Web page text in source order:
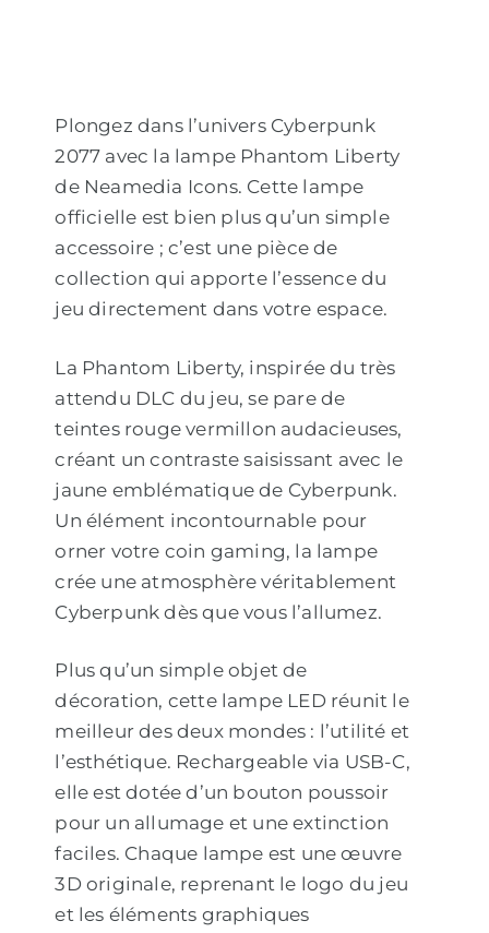
Plongez dans l’univers Cyberpunk
2077 avec la lampe Phantom Liberty
de Neamedia Icons. Cette lampe
officielle est bien plus qu’un simple
accessoire ; c’est une pièce de
collection qui apporte l’essence du
jeu directement dans votre espace.
La Phantom Liberty, inspirée du très
attendu DLC du jeu, se pare de
teintes rouge vermillon audacieuses,
créant un contraste saisissant avec le
jaune emblématique de Cyberpunk.
Un élément incontournable pour
orner votre coin gaming, la lampe
crée une atmosphère véritablement
Cyberpunk dès que vous l’allumez.
Plus qu’un simple objet de
décoration, cette lampe LED réunit le
meilleur des deux mondes : l’utilité et
l’esthétique. Rechargeable via USB-C,
elle est dotée d’un bouton poussoir
pour un allumage et une extinction
faciles. Chaque lampe est une œuvre
3D originale, reprenant le logo du jeu
et les éléments graphiques